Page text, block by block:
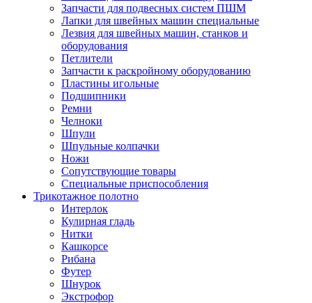
Запчасти для подвесных систем ПШМ
Лапки для швейных машин специальные
Лезвия для швейных машин, станков и
оборудования
Петлители
Запчасти к раскройному оборудованию
Пластины игольные
Подшипники
Ремни
Челноки
Шпули
Шпульные колпачки
Ножи
Сопутствующие товары
Специальные приспособления
Трикотажное полотно
Интерлок
Кулирная гладь
Нитки
Кашкорсе
Рибана
Футер
Шнурок
Экстрофор